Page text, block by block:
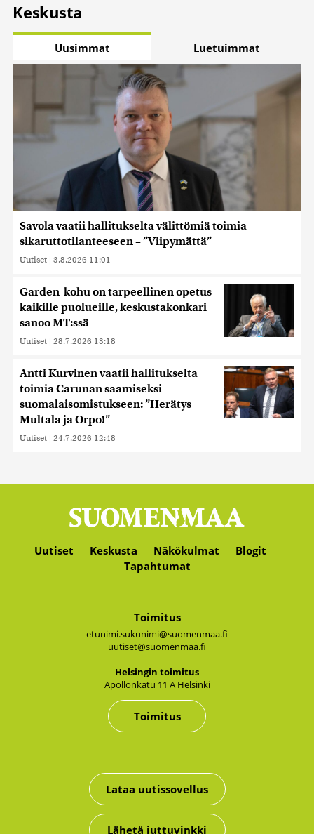
Keskusta
Uusimmat Luetuimmat
Savola vaatii hallitukselta välittömiä toimia
sikaruttotilanteeseen – ”Viipymättä”
Uutiset | 3.8.2026 11:01
Garden-kohu on tarpeellinen opetus
kaikille puolueille, keskustakonkari
sanoo MT:ssä
Uutiset | 28.7.2026 13:18
Antti Kurvinen vaatii hallitukselta
toimia Carunan saamiseksi
suomalaisomistukseen: ”Herätys
Multala ja Orpo!”
Uutiset | 24.7.2026 12:48
Uutiset Keskusta Näkökulmat
Blogit
Tapahtumat
Toimitus
etunimi.sukunimi@suomenmaa.fi
uutiset@suomenmaa.fi
Hel­sin­gin toi­mi­tus
Apol­lon­ka­tu 11 A Hel­sin­ki
Toimitus
Lataa uutissovellus
Lähetä juttuvinkki